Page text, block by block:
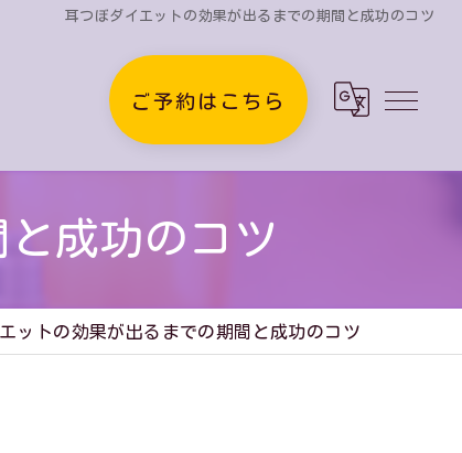
耳つぼダイエットの効果が出るまでの期間と成功のコツ
ご予約はこちら
成功のコツ
ットの効果が出るまでの期間と成功のコツ